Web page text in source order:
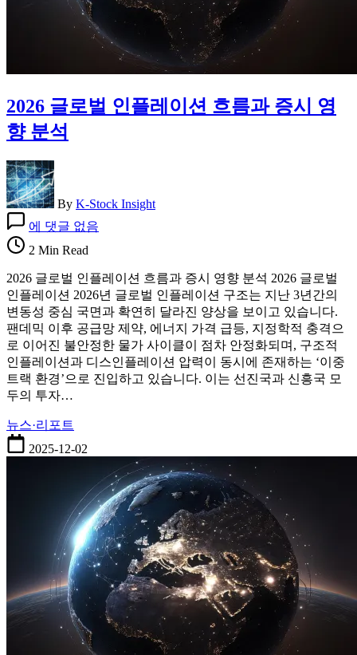
2026 글로벌 인플레이션 흐름과 증시 영
향 분석
By K-Stock Insight
글
로
인
플
레
이
션
흐
름
과
시
영
에 댓글 없음
2 Min Read
2026 글로벌 인플레이션 흐름과 증시 영향 분석 2026 글로벌
인플레이션 2026년 글로벌 인플레이션 구조는 지난 3년간의
변동성 중심 국면과 확연히 달라진 양상을 보이고 있습니다.
팬데믹 이후 공급망 제약, 에너지 가격 급등, 지정학적 충격으
로 이어진 불안정한 물가 사이클이 점차 안정화되며, 구조적
인플레이션과 디스인플레이션 압력이 동시에 존재하는 ‘이중
트랙 환경’으로 진입하고 있습니다. 이는 선진국과 신흥국 모
두의 투자…
뉴스·리포트
2025-12-02